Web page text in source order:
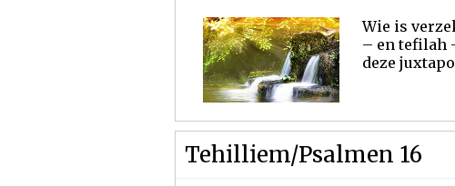
Wie is
– en tefilah
deze
Tehilliem/Psalmen 16